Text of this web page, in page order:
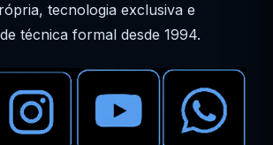
tecnologia exclusiva e
técnica formal desde 1994.